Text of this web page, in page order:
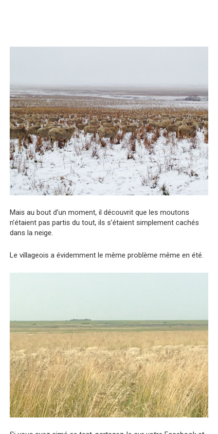
Mais au bout d’un moment, il découvrit que les moutons
n’étaient pas partis du tout, ils s’étaient simplement cachés
dans la neige.
Le villageois a évidemment le même problème même en été.